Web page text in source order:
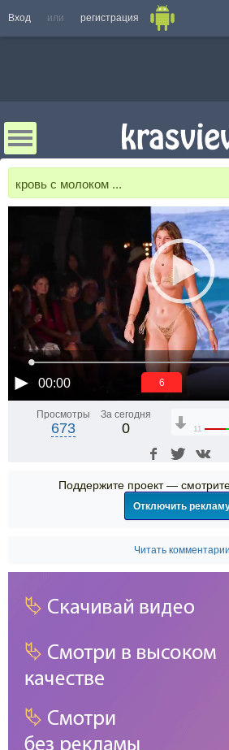
Вход или регистрация
кровь с молоком ...
00:00 6
Просмотры
673
За сегодня
0 11
Поддержите проект —
Отключить
Читать комментарии